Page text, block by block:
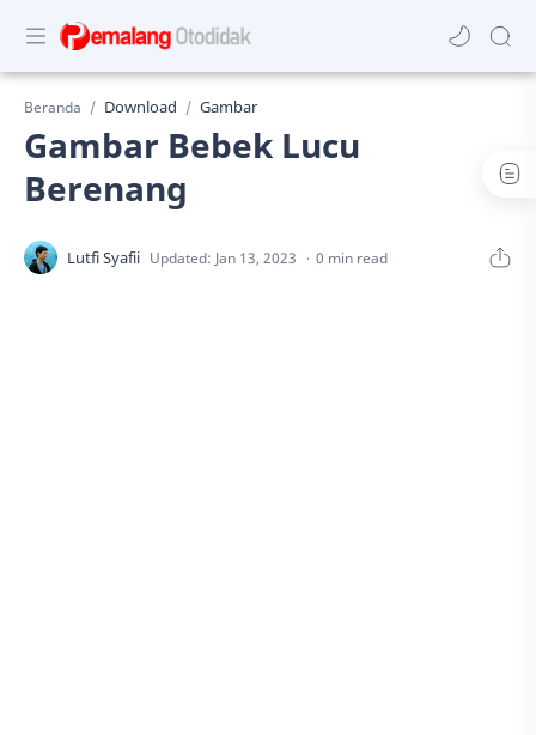
Beranda Download Gambar
Gambar Bebek Lucu
Berenang
0 min read